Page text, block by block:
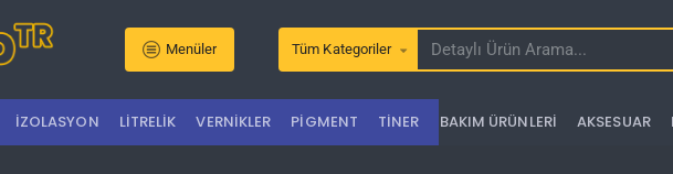
Menüler Tüm Kategoriler
Detaylı
Arama...
İZOLASYON LITRELIK VERNIKLER PIGMENT TINER BAKIM ÜRÜNLERI AKSESUAR